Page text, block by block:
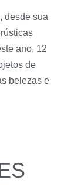
desde sua
ano, 12
de
belezas e